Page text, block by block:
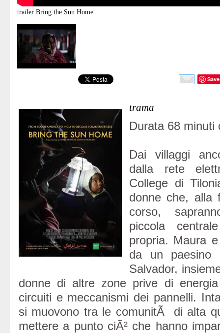
trailer Bring the Sun Home
Save
trama
Durata 68 minuti
Dai villaggi
dalla rete
College di
donne che, alla
corso,
piccola
propria. Maura
da un paesino
Salvador,
donne di altre zone prive di
circuiti e meccanismi dei pannelli.
si muovono tra le comunitÃ di alta
mettere a punto ciÃ² che hanno